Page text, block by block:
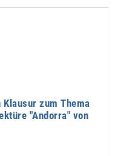
zum Thema
"Andorra" von